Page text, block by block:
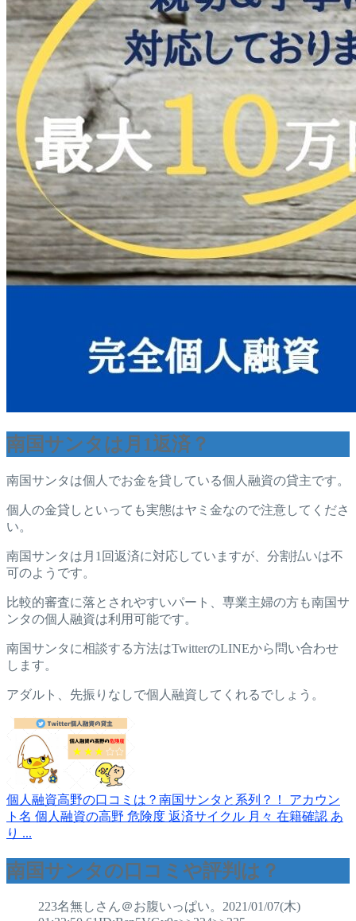
南国サンタは月1返済？
南国サンタは個人でお金を貸している個人融資の貸主です。
個人の金貸しといっても実態はヤミ金なので注意してくださ
い。
南国サンタは月1回返済に対応していますが、分割払いは不
可のようです。
比較的審査に落とされやすいパート、専業主婦の方も南国サ
ンタの個人融資は利用可能です。
南国サンタに相談する方法はTwitterのLINEから問い合わせ
します。
アダルト、先振りなしで個人融資してくれるでしょう。
個人融資高野の口コミは？南国サンタと系列？！
アカウン
ト名 個人融資の高野 危険度 返済サイクル 月々 在籍確認 あ
り ...
南国サンタの口コミや評判は？
223名無しさん＠お腹いっぱい。2021/01/07(木)